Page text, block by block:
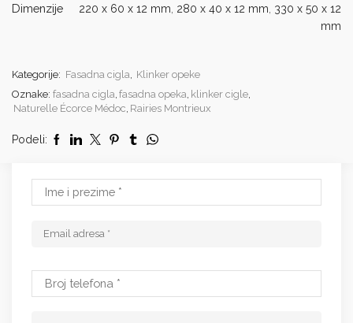
Dimenzije 220 x 60 x 12 mm 280 x 40 x 12 mm 330 x 50 x 12
mm
Kategorije: Fasadna cigla
Klinker opeke
Oznake: fasadna cigla fasadna opeka klinker cigle
Naturelle Écorce Médoc Rairies Montrieux
Podeli: